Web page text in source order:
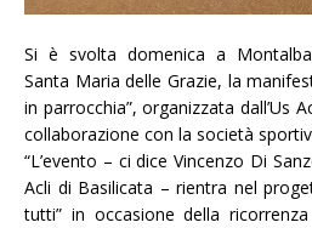
Si è svolta domenica a
Santa Maria delle Grazie, la
in parrocchia”, organizzata dall’Us
collaborazione con la società
“L’evento – ci dice Vincenzo Di
Acli di Basilicata – rientra nel
tutti” in occasione della